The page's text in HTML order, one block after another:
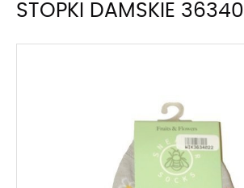
STOPKI DAMSKIE 36340